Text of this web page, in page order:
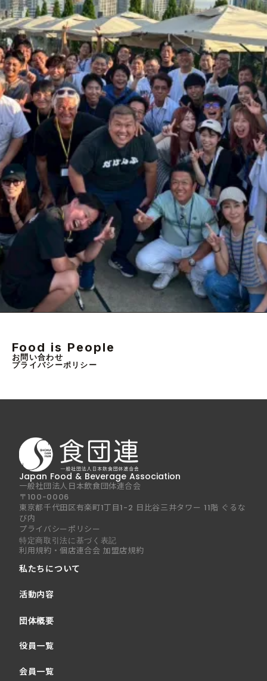
Food is People
お問い合わせ
プライバシーポリシー
Japan Food & Beverage Association
一般社団法人日本飲食団体連合会
〒100-0006
東京都千代田区有楽町1丁目1-2 日比谷三井タワー 11階 ぐるな
び内
プライバシーポリシー
特定商取引法に基づく表記
利用規約・個店連合会 加盟店規約
私たちについて
活動内容
団体概要
役員一覧
会員一覧